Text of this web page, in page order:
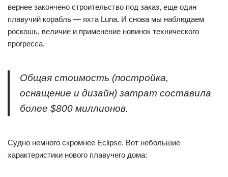
вернее закончено строительство под заказ, еще один
плавучий корабль — яхта Luna. И снова мы наблюдаем
роскошь, величие и применение новинок технического
прогресса.
Общая стоимость (постройка,
оснащение и дизайн) затрат составила
более $800 миллионов.
Судно немного скромнее Eclipse. Вот небольшие
характеристики нового плавучего дома: